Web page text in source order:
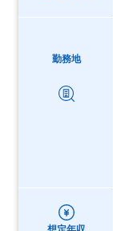
勤務地